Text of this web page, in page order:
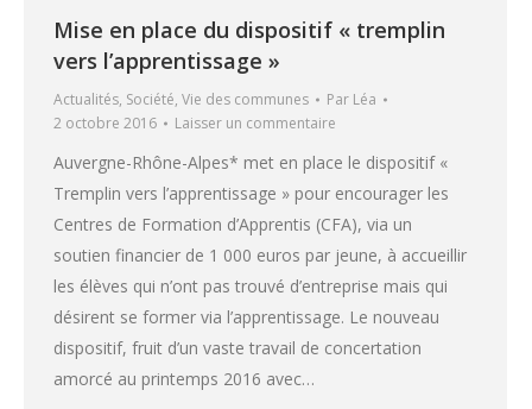
Mise en place du dispositif « tremplin
vers l’apprentissage »
Actualités, Société, Vie des communes Par Léa
2 octobre 2016
Laisser un commentaire
Auvergne-Rhône-Alpes* met en place le dispositif «
Tremplin vers l’apprentissage » pour encourager les
Centres de Formation d’Apprentis (CFA), via un
soutien financier de 1 000 euros par jeune, à accueillir
les élèves qui n’ont pas trouvé d’entreprise mais qui
désirent se former via l’apprentissage. Le nouveau
dispositif, fruit d’un vaste travail de concertation
amorcé au printemps 2016 avec…